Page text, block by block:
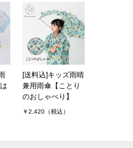
[送料込]キッズ雨晴
兼用雨傘【ことり
のおしゃべり】
￥2,420（税込）